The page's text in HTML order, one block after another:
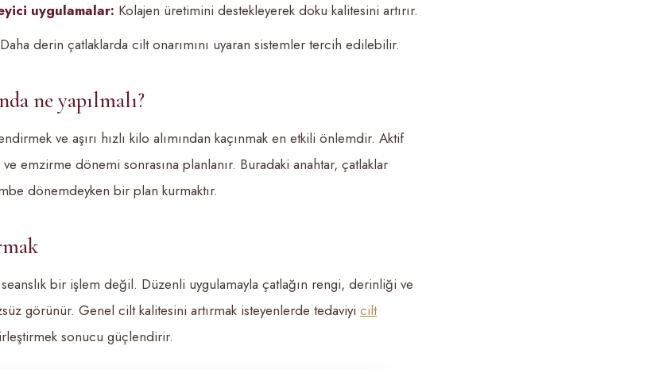
uygulamalar: Kolajen üretimini destekleyerek doku kalitesini artırır.
Daha derin çatlaklarda cilt onarımını uyaran sistemler tercih edilebilir.
ne yapılmalı?
ve aşırı hızlı kilo alımından kaçınmak en etkili önlemdir. Aktif
emzirme dönemi sonrasına planlanır. Buradaki anahtar, çatlaklar
dönemdeyken bir plan kurmaktır.
bir işlem değil. Düzenli uygulamayla çatlağın rengi, derinliği ve
görünür. Genel cilt kalitesini artırmak isteyenlerde tedaviyi cilt
sonucu güçlendirir.